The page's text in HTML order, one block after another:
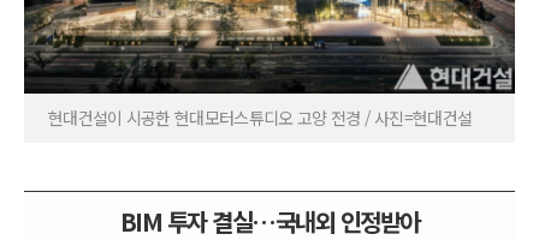
현대건설이 시공한 현대모터스튜디오 고양 전경 / 사진=현대건설
BIM 투자 결실…국내외 인정받아